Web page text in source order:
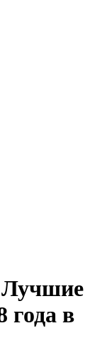
Лучшие
года в